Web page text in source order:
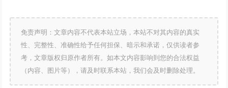
免责声明：文章内容不代表本站立场，本站不对其内容的真实
性、完整性、准确性给予任何担保、暗示和承诺，仅供读者参
考，文章版权归原作者所有。如本文内容影响到您的合法权益
（内容、图片等），请及时联系本站，我们会及时删除处理。